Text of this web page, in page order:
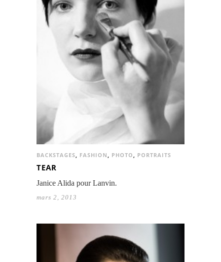
BACKSTAGES FASHION PHOTO PORTRAITS
TEAR
Janice Alida pour Lanvin.
mars 2, 2013